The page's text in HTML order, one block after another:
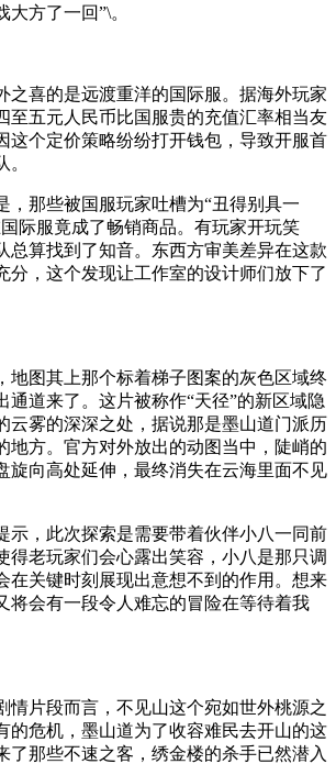
方了一回”\。
之喜的是远渡重洋的国际服。据海外玩家
至五元人民币比国服贵的充值汇率相当友
这个定价策略纷纷打开钱包，导致开服首
，那些被国服玩家吐槽为“丑得别具一
际服竟成了畅销商品。有玩家开玩笑
总算找到了知音。东西方审美差异在这款
分，这个发现让工作室的设计师们放下了
地图其上那个标着梯子图案的灰色区域终
通道来了。这片被称作“天径”的新区域隐
云雾的深深之处，据说那是墨山道门派历
地方。官方对外放出的动图当中，陡峭的
旋向高处延伸，最终消失在云海里面不见
示，此次探索是需要带着伙伴小八一同前
得老玩家们会心露出笑容，小八是那只调
在关键时刻展现出意想不到的作用。想来
将会有一段令人难忘的冒险在等待着我
情片段而言，不见山这个宛如世外桃源之
的危机，墨山道为了收容难民去开山的这
了那些不速之客，绣金楼的杀手已然潜入